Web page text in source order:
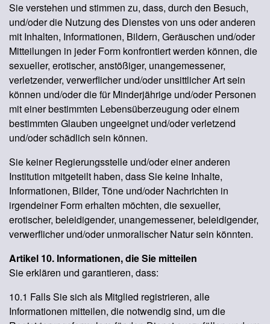
Sie verstehen und stimmen zu, dass, durch den Besuch,
und/oder die Nutzung des Dienstes von uns oder anderen
mit Inhalten, Informationen, Bildern, Geräuschen und/oder
Mitteilungen in jeder Form konfrontiert werden können, die
sexueller, erotischer, anstößiger, unangemessener,
verletzender, verwerflicher und/oder unsittlicher Art sein
können und/oder die für Minderjährige und/oder Personen
mit einer bestimmten Lebensüberzeugung oder einem
bestimmten Glauben ungeeignet und/oder verletzend
und/oder schädlich sein können.
Sie keiner Regierungsstelle und/oder einer anderen
Institution mitgeteilt haben, dass Sie keine Inhalte,
Informationen, Bilder, Töne und/oder Nachrichten in
irgendeiner Form erhalten möchten, die sexueller,
erotischer, beleidigender, unangemessener, beleidigender,
verwerflicher und/oder unmoralischer Natur sein könnten.
Artikel 10. Informationen, die Sie mitteilen
Sie erklären und garantieren, dass:
10.1 Falls Sie sich als Mitglied registrieren, alle
Informationen mitteilen, die notwendig sind, um die